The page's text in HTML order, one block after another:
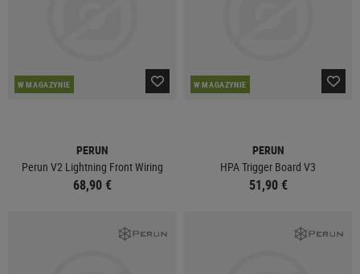
W MAGAZYNIE
PERUN
Perun V2 Lightning Front Wiring
68,90 €
W MAGAZYNIE
PERUN
HPA Trigger Board V3
51,90 €